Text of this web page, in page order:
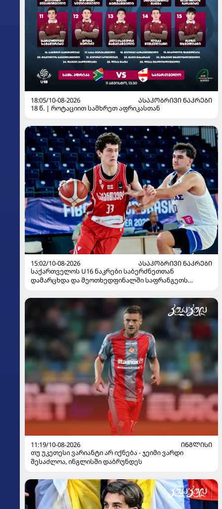
18:05/10-08-2026
ᲐᲡᲐᲙᲝᲑᲠᲘᲕᲘ ᲜᲐᲙᲠᲔᲑᲘ
18 წ. | როტაციით სამხრეთ აფრიკასთან
15:02/10-08-2026
ᲐᲡᲐᲙᲝᲑᲠᲘᲕᲘ ᲜᲐᲙᲠᲔᲑᲘ
საქართველოს U16 ნაკრები საბერძნეთთან
დამარცხდა და მეოთხედფინალში საფრანგეთს
11:19/10-08-2026
ᲘᲜᲒᲚᲘᲡᲘ
თუ უკეთესი ვარიანტი არ იქნება - ჯეიმი ვარდი
შესაძლოა, ინგლისში დაბრუნდეს